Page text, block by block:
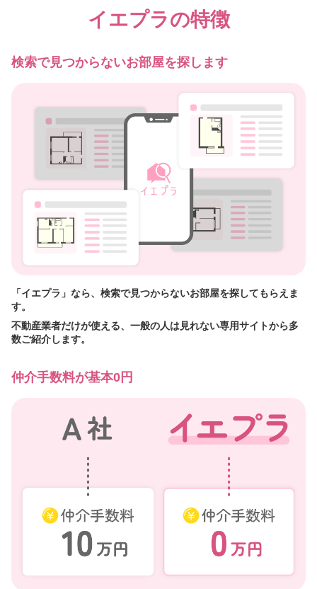
イエプラの特徴
検索で見つからないお部屋を探します
「イエプラ」なら、検索で見つからないお部屋を探してもらえま
す。
不動産業者だけが使える、一般の人は見れない専用サイトから多
数ご紹介します。
仲介手数料が基本0円